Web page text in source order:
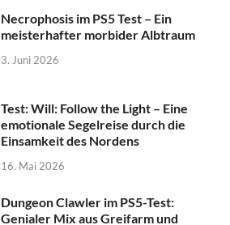
Necrophosis im PS5 Test – Ein
meisterhafter morbider Albtraum
3. Juni 2026
Test: Will: Follow the Light – Eine
emotionale Segelreise durch die
Einsamkeit des Nordens
16. Mai 2026
Dungeon Clawler im PS5-Test:
Genialer Mix aus Greifarm und